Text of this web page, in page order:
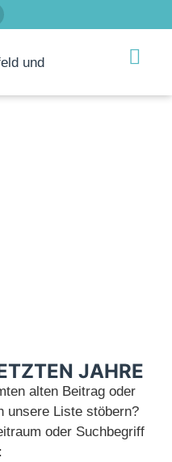
und
JAHRE
alten Beitrag oder
unsere Liste stöbern?
oder Suchbegriff